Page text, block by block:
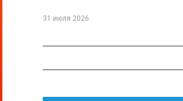
31 июля 2026